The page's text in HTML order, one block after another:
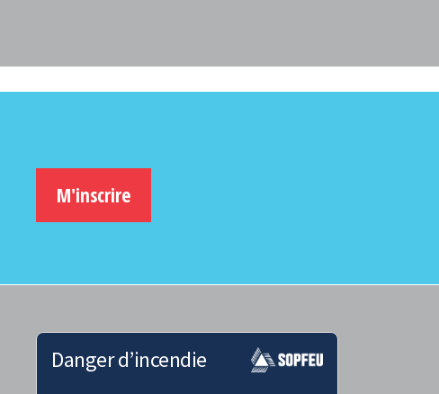
M'inscrire
Danger d’incendie